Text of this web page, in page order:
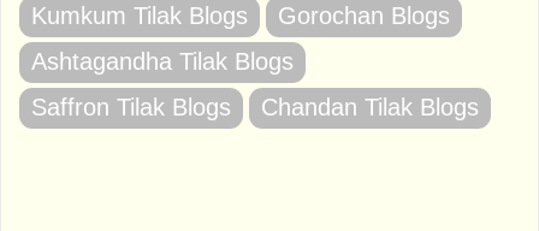
Kumkum Tilak Blogs
Gorochan Blogs
Ashtagandha Tilak Blogs
Saffron Tilak Blogs
Chandan Tilak Blogs